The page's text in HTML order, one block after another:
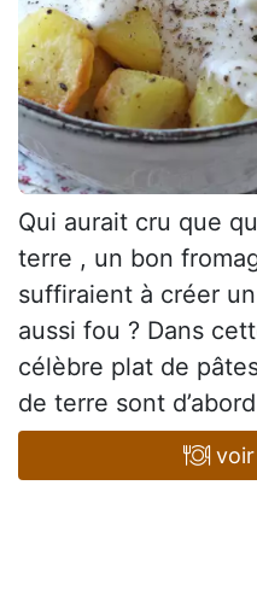
Qui aurait cru que
terre , un bon
suffiraient à créer
aussi fou ? Dans
célèbre plat de
de terre sont